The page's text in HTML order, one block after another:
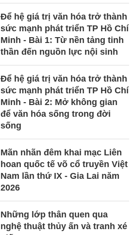
Để hệ giá trị văn hóa trở thành
sức mạnh phát triển TP Hồ Chí
Minh - Bài 1: Từ nền tảng tinh
thần đến nguồn lực nội sinh
Để hệ giá trị văn hóa trở thành
sức mạnh phát triển TP Hồ Chí
Minh - Bài 2: Mở không gian
để văn hóa sống trong đời
sống
Mãn nhãn đêm khai mạc Liên
hoan quốc tế võ cổ truyền Việt
Nam lần thứ IX - Gia Lai năm
2026
Những lớp thân quen qua
nghệ thuật thủy ấn và tranh xé